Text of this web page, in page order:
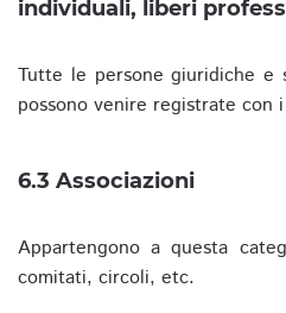
individuali, liberi
Tutte le persone giuridiche e
possono venire registrate con
6.3 Associazioni
Appartengono a questa
comitati, circoli, etc.